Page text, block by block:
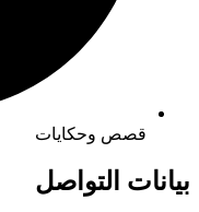
قصص وحكايات
بيانات التواصل